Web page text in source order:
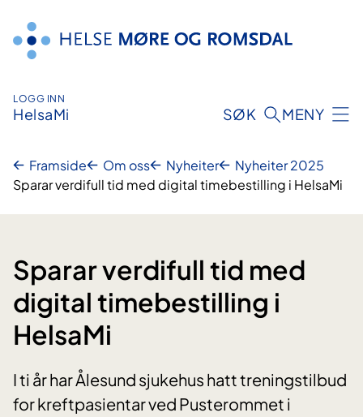
innhald
LOGG INN
HelsaMi SØK MENY
Framside Om oss Nyheiter
Nyheiter 2025
Sparar verdifull tid med digital timebestilling i HelsaMi
Sparar verdifull tid med
digital timebestilling i
HelsaMi
I ti år har Ålesund sjukehus hatt treningstilbud
for kreftpasientar ved Pusterommet i